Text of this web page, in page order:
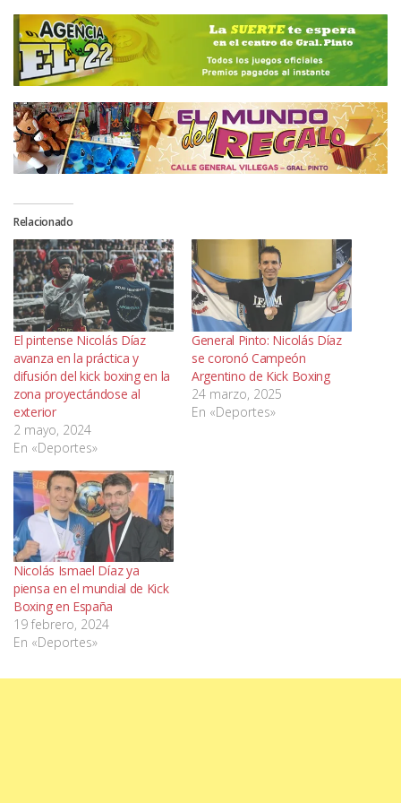
Relacionado
El pintense Nicolás Díaz
avanza en la práctica y
difusión del kick boxing en la
zona proyectándose al
exterior
2 mayo, 2024
En «Deportes»
General Pinto: Nicolás Díaz
se coronó Campeón
Argentino de Kick Boxing
24 marzo, 2025
En «Deportes»
Nicolás Ismael Díaz ya
piensa en el mundial de Kick
Boxing en España
19 febrero, 2024
En «Deportes»